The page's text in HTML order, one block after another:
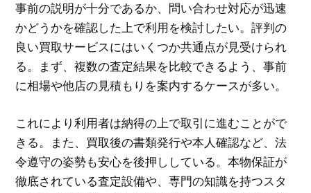
事前の説明が十分であるか、問い合わせ対応が迅速
かどうかを確認した上で利用を検討したい。評判の
良い買取サービスにはいくつか共通点が見受けられ
る。まず、複数の査定結果を比較できるよう、事前
に相場や他店の見積もりを案内するケースが多い。
これにより利用者は納得の上で取引に進むことがで
きる。また、買取後の書類発行や本人確認など、法
令遵守の姿勢も安心を後押ししている。本物保証が
徹底されている査定設備や、専門の知識を持つスタ